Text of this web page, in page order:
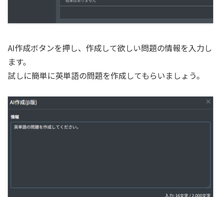
AI作成ボタンを押し、作成して欲しい問題の情報を入力し
ます。
試しに簡単に英単語の問題を作成してもらいましょう。